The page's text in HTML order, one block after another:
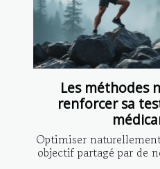
Les méthodes
renforcer sa
Optimiser
objectif partagé par de